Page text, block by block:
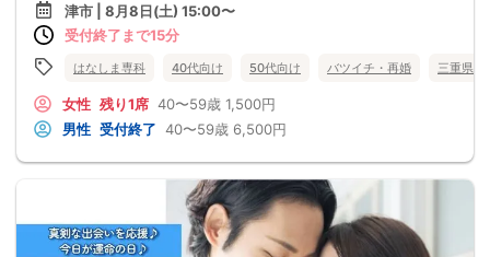
津市 | 8月8日(土) 15:00〜
受付終了まで15分
はなしま専科 40代向け 50代向け バツイチ・再婚 三重県
女性 残り1席 40〜59歳 1,500円
男性 受付終了 40〜59歳 6,500円